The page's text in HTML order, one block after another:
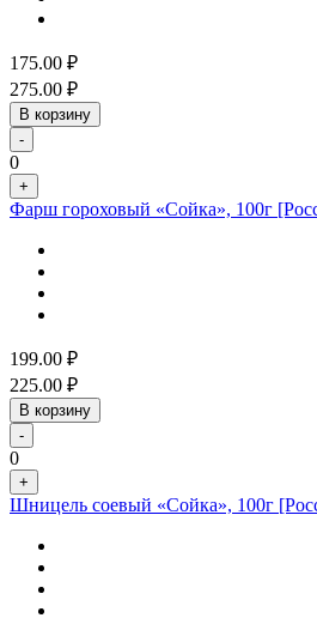
175.00 ₽
275.00 ₽
В корзину
-
0
+
Фарш гороховый «Сойка», 100г
199.00 ₽
225.00 ₽
В корзину
-
0
+
Шницель соевый «Сойка», 100г